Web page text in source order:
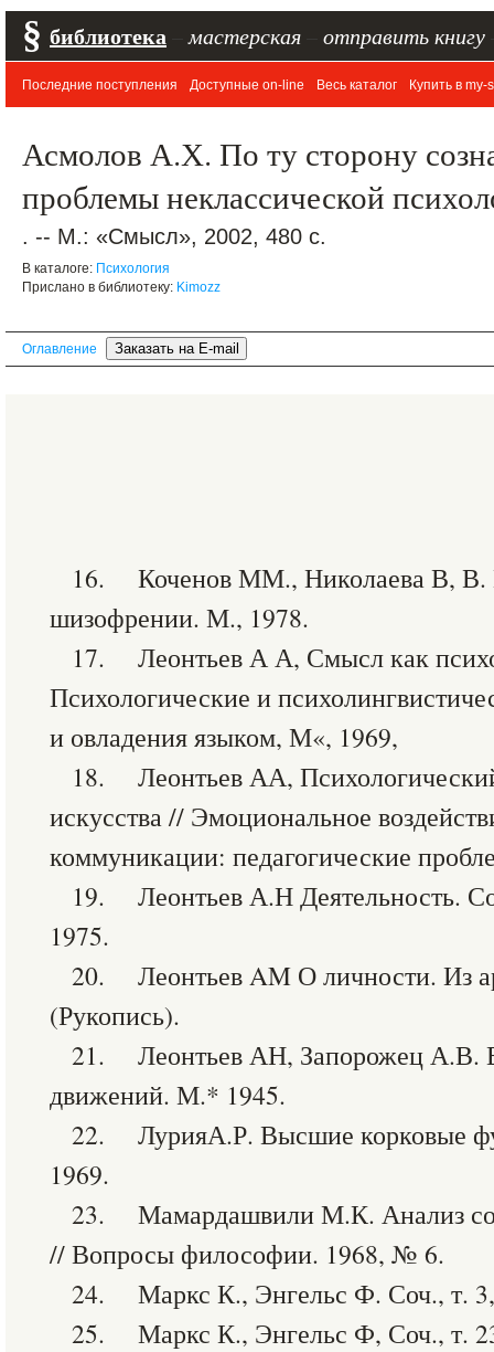
§ библиотека мастерская отправить книгу
Последние поступления Доступные on-line Весь каталог Купить в my-
Асмолов А.Х. По ту сторону
проблемы неклассической
. -- М.: «Смысл», 2002, 480 с.
В каталоге: Психология
Прислано в библиотеку: Kimozz
Оглавление
16. Коченов ММ., Николаева В, В.
шизофрении. М., 1978.
17. Леонтьев А А, Смысл как
Психологические и
и овладения языком, М«, 1969,
18. Леонтьев АА,
искусства // Эмоциональное
коммуникации: педагогические
19. Леонтьев А.Н Деятельность.
1975.
20. Леонтьев AM О личности. Из
(Рукопись).
21. Леонтьев АН, Запорожец А.В.
движений. М.* 1945.
22. ЛурияА.Р. Высшие корковые
1969.
23. Мамардашвили М.К. Анализ
// Вопросы философии. 1968, № 6.
24. Маркс К., Энгельс Ф. Соч., т.
25. Маркс К., Энгельс Ф, Соч., т.